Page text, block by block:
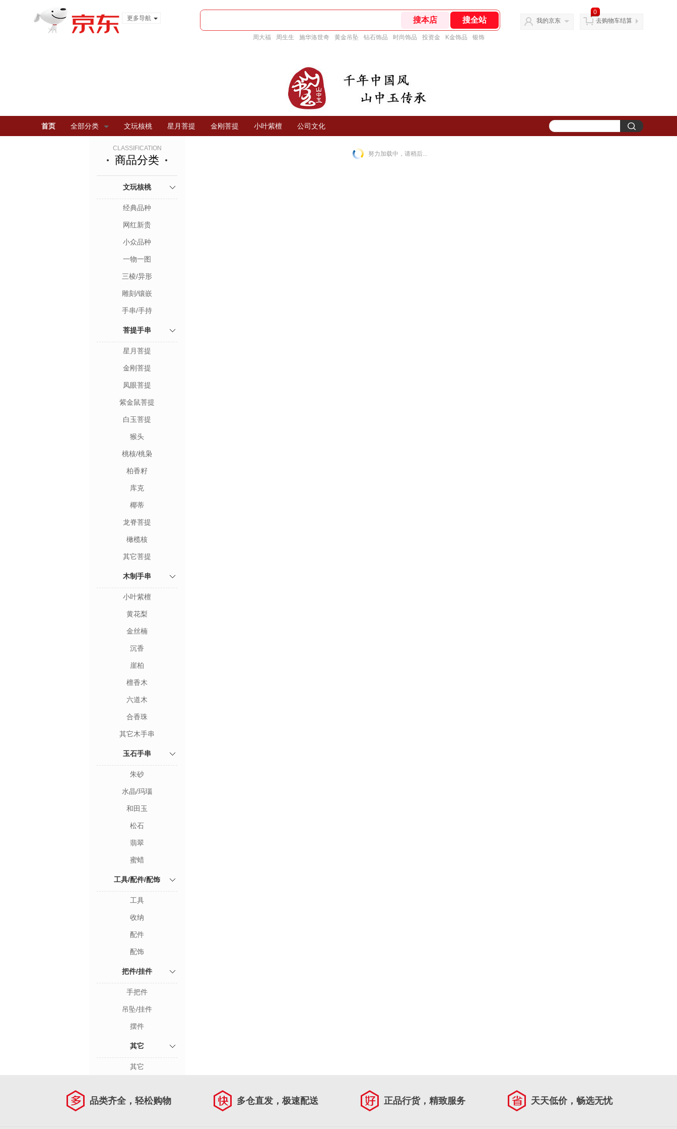
更多导航
周大福 周生生 施华洛世奇 黄金吊坠 钻石饰品 时尚饰品 投资金 K金饰品 银饰
我的京东
0
去购物车结算
首页 全部分类 文玩核桃 星月菩提 金刚菩提 小叶紫檀 公司文化
CLASSIFICATION
商品分类
文玩核桃
经典品种
网红新贵
小众品种
一物一图
三棱/异形
雕刻/镶嵌
手串/手持
菩提手串
星月菩提
金刚菩提
凤眼菩提
紫金鼠菩提
白玉菩提
猴头
桃核/桃枭
柏香籽
库克
椰蒂
龙脊菩提
橄榄核
其它菩提
木制手串
小叶紫檀
黄花梨
金丝楠
沉香
崖柏
檀香木
六道木
合香珠
其它木手串
玉石手串
朱砂
水晶/玛瑙
和田玉
松石
翡翠
蜜蜡
工具/配件/配饰
工具
收纳
配件
配饰
把件/挂件
手把件
吊坠/挂件
摆件
其它
其它
努力加载中，请稍后...
品类齐全，轻松购物 多仓直发，极速配送 正品行货，精致服务 天天低价，畅选无忧